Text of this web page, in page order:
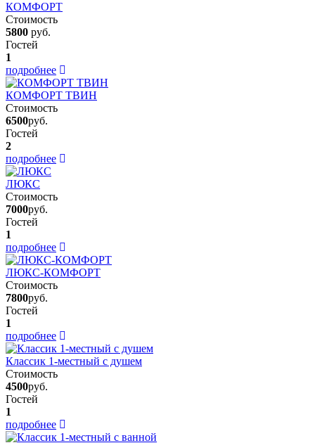
КОМФОРТ
Стоимость
5800 руб.
Гостей
1
подробнее
КОМФОРТ ТВИН
Стоимость
6500руб.
Гостей
2
подробнее
ЛЮКС
Стоимость
7000руб.
Гостей
1
подробнее
ЛЮКС-КОМФОРТ
Стоимость
7800руб.
Гостей
1
подробнее
Классик 1-местный с душем
Стоимость
4500руб.
Гостей
1
подробнее